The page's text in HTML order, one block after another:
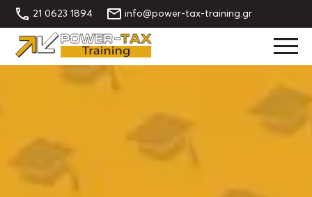
21 0623 1894 info@power-tax-training.gr